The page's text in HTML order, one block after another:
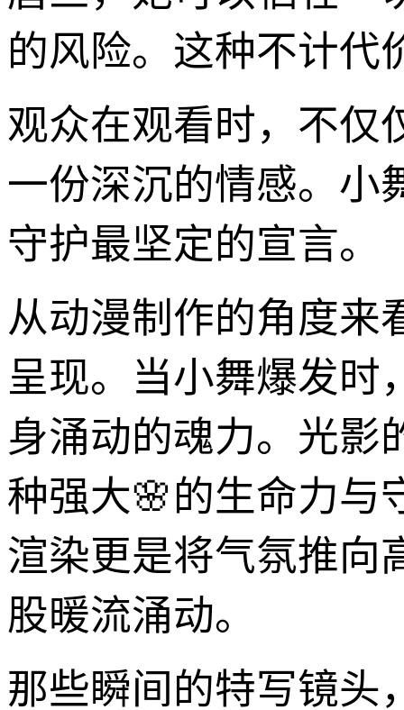
的风险。这种不计代
观众在观看时，不仅
一份深沉的情感。小
守护最坚定的宣言。
从动漫制作的角度来
呈现。当小舞爆发时
身涌动的魂力。光影
种强大🌸的生命力与
渲染更是将气氛推向
股暖流涌动。
那些瞬间的特写镜头